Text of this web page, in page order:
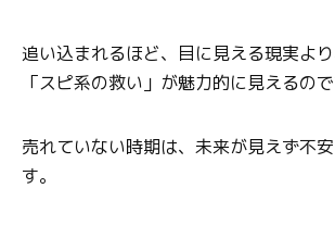
追い込まれるほど、目に見える現実よ
「スピ系の救い」が魅力的に見えるので
売れていない時期は、未来が見えず不
す。